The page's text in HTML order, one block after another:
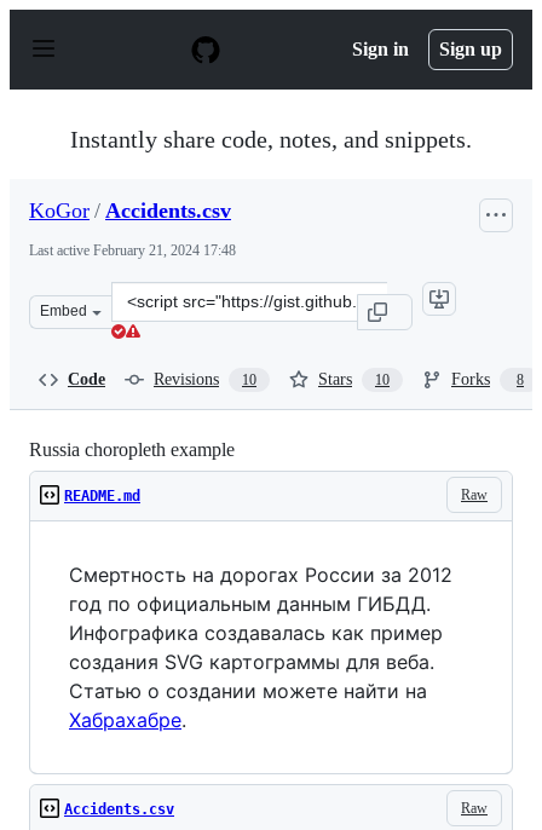
p
Sign in Sign up
Instantly share code, notes, and snippets.
KoGor / Accidents.csv
Last active February 21, 2024 17:48
Embed
Clone
this
Code Revisions 10 Stars 10 Forks 8
Russia choropleth example
Raw
README.md
Смертность на дорогах России за 2012
год по официальным данным ГИБДД.
Инфографика создавалась как пример
создания SVG картограммы для веба.
Статью о создании можете найти на
Хабрахабре.
Raw
Accidents.csv